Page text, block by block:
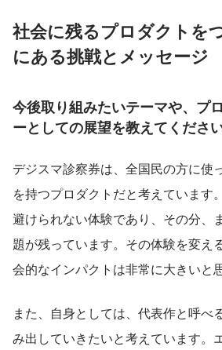
社会に残るプロダクトを
にある挑戦とメッセージ
今後取り組みたいテーマや、プ
ーとしての展望を教えてくださ
デジスマ診察券は、全国民の方に使
を持つプロダクトだと考えています
避けられない体験であり、その分、
題が残っています。その体験を変え
会的なインパクトは非常に大きいと
また、自身としては、代表作と呼べ
み出していきたいと考えています。